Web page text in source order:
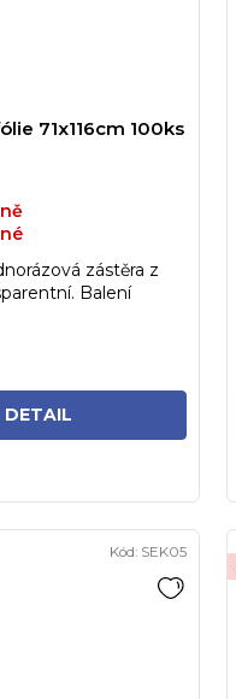
71x116cm 100ks
DETAIL
zástěra z
Balení
Kód: SEK05